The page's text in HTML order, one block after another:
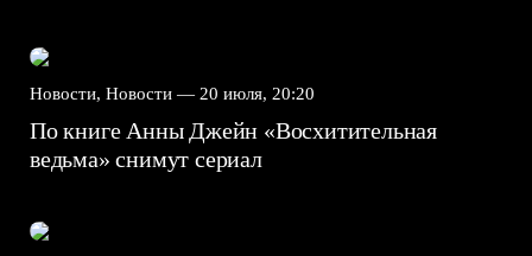
Новости, Новости — 20 июля, 20:20
По книге Анны Джейн «Восхитительная
ведьма» снимут сериал